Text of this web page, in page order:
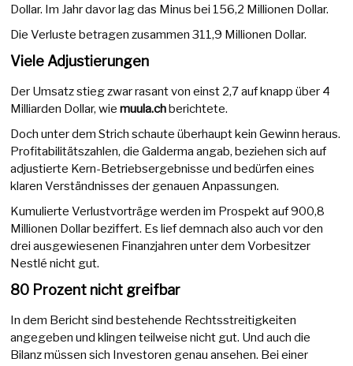
Dollar. Im Jahr davor lag das Minus bei 156,2 Millionen Dollar.
Die Verluste betragen zusammen 311,9 Millionen Dollar.
Viele Adjustierungen
Der Umsatz stieg zwar rasant von einst 2,7 auf knapp über 4
Milliarden Dollar, wiemuula.chberichtete.
Doch unter dem Strich schaute überhaupt kein Gewinn heraus.
Profitabilitätszahlen, die Galderma angab, beziehen sich auf
adjustierte Kern-Betriebsergebnisse und bedürfen eines
klaren Verständnisses der genauen Anpassungen.
Kumulierte Verlustvorträge werden im Prospekt auf 900,8
Millionen Dollar beziffert. Es lief demnach also auch vor den
drei ausgewiesenen Finanzjahren unter dem Vorbesitzer
Nestlé nicht gut.
80 Prozent nicht greifbar
In dem Bericht sind bestehende Rechtsstreitigkeiten
angegeben und klingen teilweise nicht gut. Und auch die
Bilanz müssen sich Investoren genau ansehen. Bei einer